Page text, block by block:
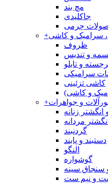
مچ بند
جاکلیدی
چرمی
+سرامیک و کاشی
ظروف
و تندیس
و تابلو
سرامیکی
کاشی تزئینی
و کاشی)
+و جواهرات
انگشتر زنانه
مردانه
گردنبند
دستبند و پابند
النگو
گوشواره
سنجاق سینه
و نیم ست